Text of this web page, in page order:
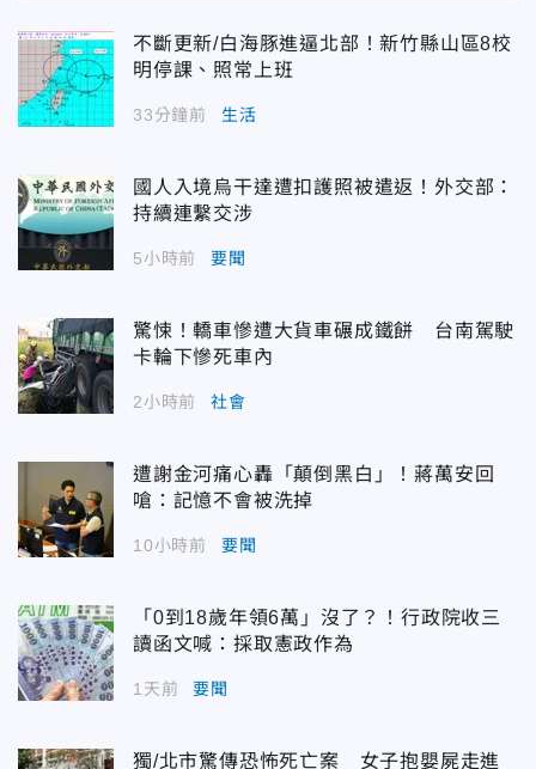
不斷更新/白海豚進逼北部！新竹縣山區8校
明停課、照常上班
33分鐘前 生活
國人入境烏干達遭扣護照被遣返！外交部：
持續連繫交涉
5小時前 要聞
驚悚！轎車慘遭大貨車碾成鐵餅 台南駕駛
卡輪下慘死車內
2小時前 社會
遭謝金河痛心轟「顛倒黑白」！蔣萬安回
嗆：記憶不會被洗掉
10小時前 要聞
「0到18歲年領6萬」沒了？！行政院收三
讀函文喊：採取憲政作為
1天前 要聞
獨/北市驚傳恐怖死亡案 女子抱嬰屍走進